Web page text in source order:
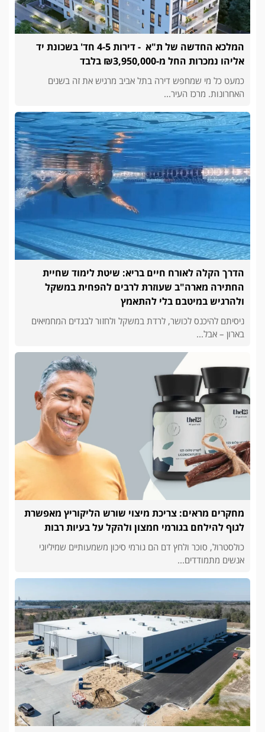
המלכא החדשה של ת"א - דירות 4-5 חד' בשכונת יד
אליהו נמכרות החל מ-₪3,950,000 בלבד
כמעט כל מי שמחפש דירה בתל אביב מרגיש את זה בשנים
האחרונות. מרכז העיר...
הדרך הקלה לאורח חיים בריא: שיטת לימוד שחיית
החתירה מארה"ב שעוזרת לרבים להפחית במשקל
ולהרגיש במיטבם בלי להתאמץ
ניסיתם להיכנס לכושר, לרדת במשקל ולחזור לבגדים המחמיאים
בארון – אבל...
מחקרים מראים: צריכת מיצוי שורש הליקוריץ מאפשרת
לגוף להילחם בגורמי חמצון ולהקל על בעיות רבות
כולסטרול, סוכר ולחץ דם הם גורמי סיכון משמעותיים שמיליוני
אנשים מתמודדים...